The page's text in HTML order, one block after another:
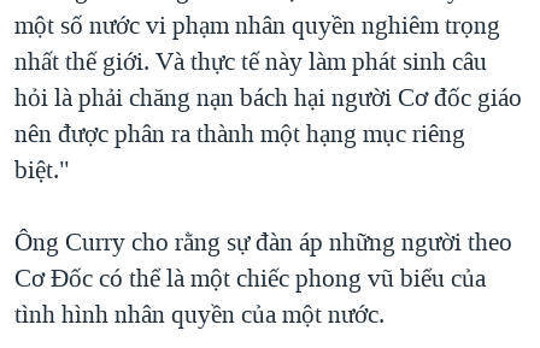
một số nước vi phạm nhân quyền nghiêm trọng
nhất thế giới. Và thực tế này làm phát sinh câu
hỏi là phải chăng nạn bách hại người Cơ đốc giáo
nên được phân ra thành một hạng mục riêng
biệt."
Ông Curry cho rằng sự đàn áp những người theo
Cơ Đốc có thể là một chiếc phong vũ biểu của
tình hình nhân quyền của một nước.